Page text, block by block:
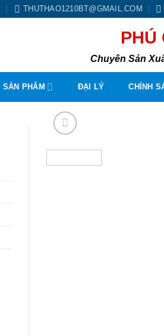
THUTHAO1210BT@GMAIL.COM
PHÚ
Chuyên Sản
SẢN PHẨM ĐẠI LÝ CHÍNH